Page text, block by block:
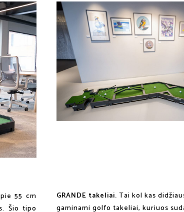
55 cm
Šio tipo
GRANDE takeliai. Tai kol kas
gaminami golfo takeliai, kuriuos